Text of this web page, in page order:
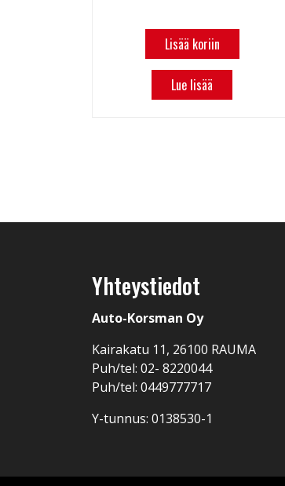
Lisää koriin
Lue lisää
Yhteystiedot
Auto-Korsman Oy
Kairakatu 11, 26100 RAUMA
Puh/tel: 02- 8220044
Puh/tel: 0449777717
Y-tunnus: 0138530-1